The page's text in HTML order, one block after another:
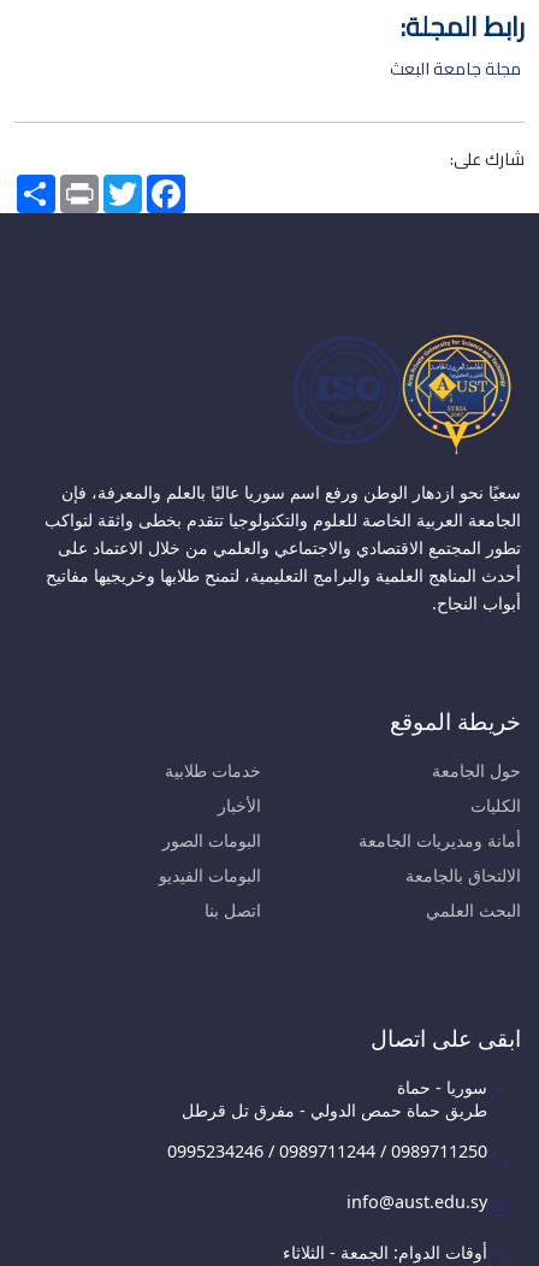
رابط المجلة:
مجلة جامعة البعث
شارك على:
Share PrintTwitterFacebook
سعيًا نحو ازدهار الوطن ورفع اسم سوريا عاليًا بالعلم والمعرفة، فإن
الجامعة العربية الخاصة للعلوم والتكنولوجيا تتقدم بخطى واثقة لتواكب
تطور المجتمع الاقتصادي والاجتماعي والعلمي من خلال الاعتماد على
أحدث المناهج العلمية والبرامج التعليمية، لتمنح طلابها وخريجيها مفاتيح
أبواب النجاح.
خريطة الموقع
حول الجامعة
الكليات
أمانة ومديريات الجامعة
الالتحاق بالجامعة
البحث العلمي
خدمات طلابية
الأخبار
البومات الصور
البومات الفيديو
اتصل بنا
ابقى على اتصال
سوريا - حماة
طريق حماة حمص الدولي - مفرق تل قرطل
0995234246 / 0989711244 / 0989711250
info@aust.edu.sy
أوقات الدوام: الجمعة - الثلاثاء